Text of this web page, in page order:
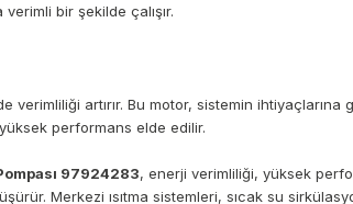
bir şekilde çalışır.
artırır. Bu motor, sistemin ihtiyaçlarına
performans elde edilir.
97924283, enerji verimliliği, yüksek
Merkezi ısıtma sistemleri, sıcak su